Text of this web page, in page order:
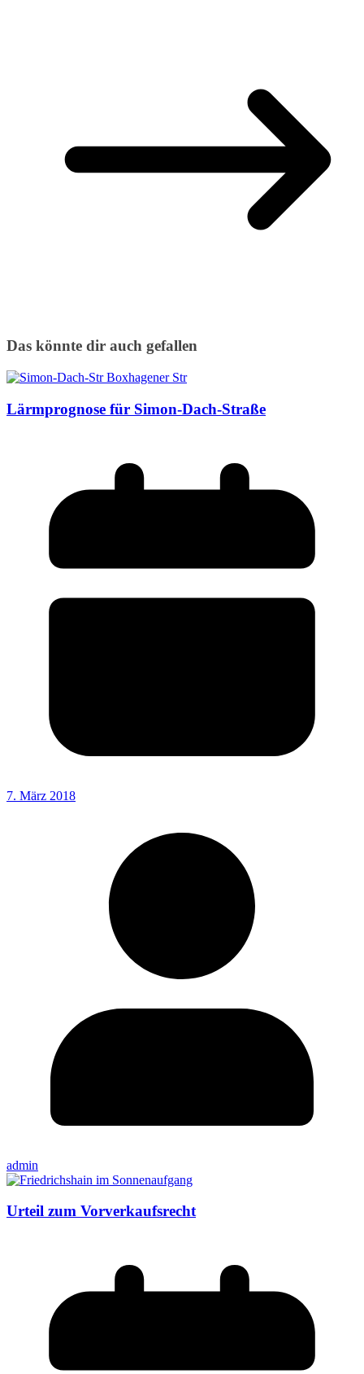
Das könnte dir auch gefallen
Lärmprognose für Simon-Dach-Straße
7. März 2018
admin
Urteil zum Vorverkaufsrecht